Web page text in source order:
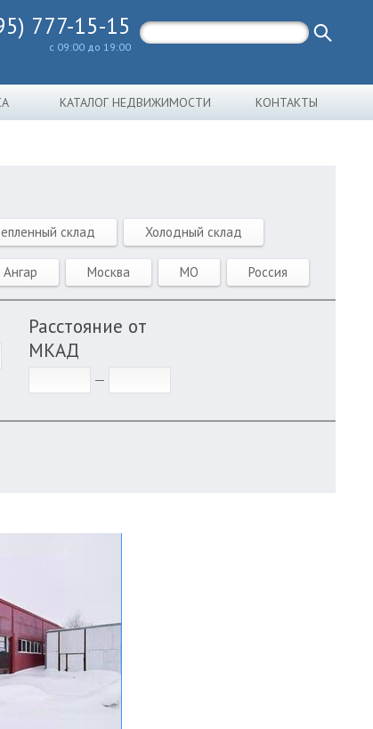
777-15-15
с 09:00 до 19:00
КАТАЛОГ НЕДВИЖИМОСТИ КОНТАКТЫ
склад Холодный склад
Ангар Москва МО Россия
Расстояние от
МКАД